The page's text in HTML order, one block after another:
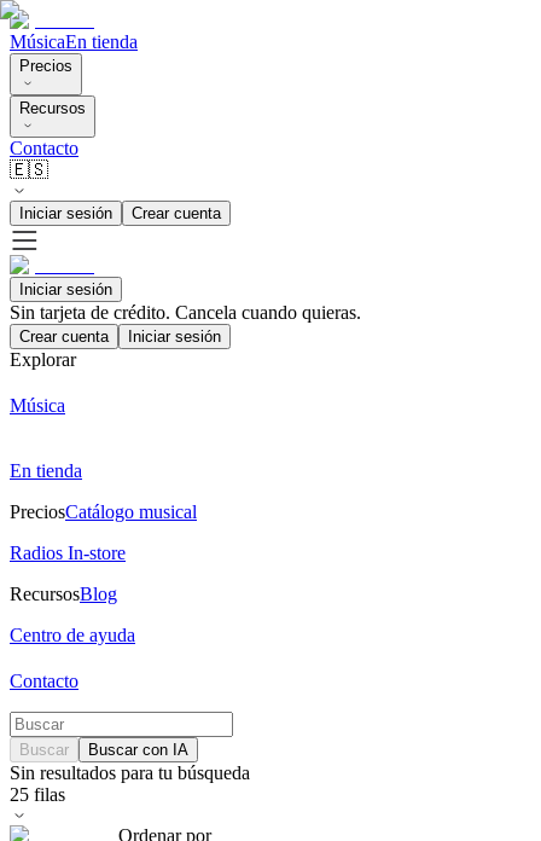
MúsicaEn tienda
Precios
Recursos
Contacto
🇪🇸
Iniciar sesión Crear cuenta
Iniciar sesión
Sin tarjeta de crédito. Cancela cuando quieras.
Crear cuenta Iniciar sesión
Explorar
Música
En tienda
PreciosCatálogo musical
Radios In-store
RecursosBlog
Centro de ayuda
Contacto
Buscar Buscar con IA
Sin resultados para tu búsqueda
25 filas
Ordenar por